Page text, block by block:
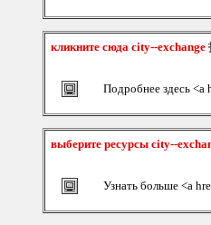
кликните сюда city--exchange
Подробнее здесь
выберите ресурсы city--
Узнать больше <a